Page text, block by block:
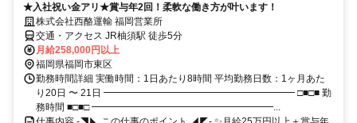
★入社祝い金アリ★賞与年2回！柔軟な働き方が叶います！
株式会社西酪運輸 福岡営業所
交通・アクセス JR柚須駅 徒歩5分
月給258,000円以上
福岡県福岡市東区
勤務時間詳細 実働時間：1日あたり8時間 平均勤務日数：1ヶ月あた
り20日 〜 21日 ━━━━━━━━━━━━━━━━━━━━ □■□■ 勤
務時間 ■□■□ ━━━━━━━━━━━━━━━━━━━...